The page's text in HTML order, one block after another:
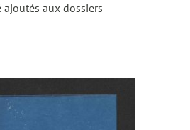
aux dossiers